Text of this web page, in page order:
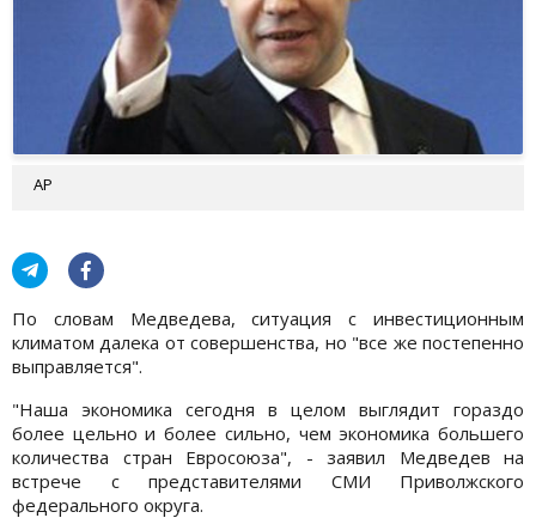
AP
По словам Медведева, ситуация с инвестиционным
климатом далека от совершенства, но "все же постепенно
выправляется".
"Наша экономика сегодня в целом выглядит гораздо
более цельно и более сильно, чем экономика большего
количества стран Евросоюза", - заявил Медведев на
встрече с представителями СМИ Приволжского
федерального округа.